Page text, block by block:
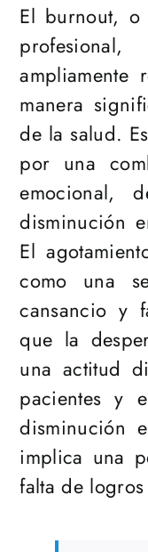
El burnout, o
ampliamente
manera
de la salud.
por una
emocional,
disminución
El
como una
cansancio y
que la
una actitud
pacientes y
disminución
implica una
falta de